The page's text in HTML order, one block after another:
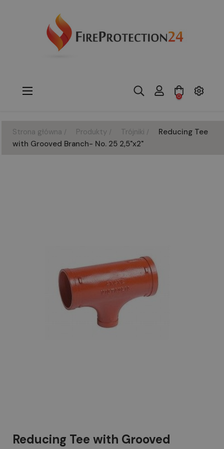
Toggle
navigation
☰ 0
Strona główna Produkty Trójniki
Reducing Tee
with Grooved Branch- No. 25 2,5"x2"
Reducing Tee with Grooved